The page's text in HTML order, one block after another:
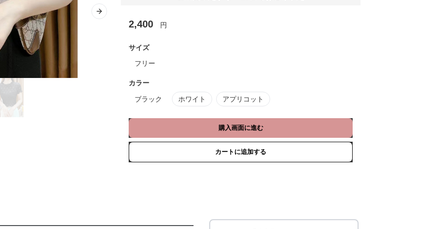
Next slide
2,400 円
サイズ
フリー
カラー
ブラック ホワイト アプリコット
購入画面に進む
カートに追加する